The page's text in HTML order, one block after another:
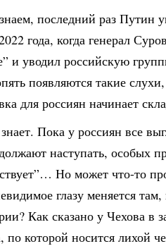
последний раз Путин
года, когда генерал
и уводил российскую
появляются такие
для россиян начинает
Пока у россиян все
наступать, особых
Но может что-то
глазу меняется
Как сказано у Чехова
по которой носится